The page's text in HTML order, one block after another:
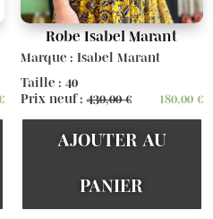
Robe Isabel Marant
Marque : Isabel Marant
Taille : 40
Prix neuf :430,00€ 180,00 €
AJOUTER AU
PANIER